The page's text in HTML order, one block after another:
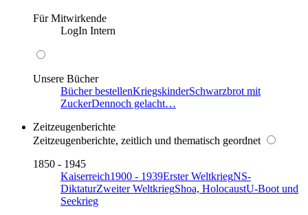
Für Mitwirkende
LogIn Intern
Unsere Bücher
Bücher bestellenKriegskinderSchwarzbrot mit
ZuckerDennoch gelacht…
Zeitzeugenberichte
Zeitzeugenberichte, zeitlich und thematisch geordnet
1850 - 1945
Kaiserreich1900 - 1939Erster WeltkriegNS-
DiktaturZweiter WeltkriegShoa, HolocaustU-Boot und
Seekrieg